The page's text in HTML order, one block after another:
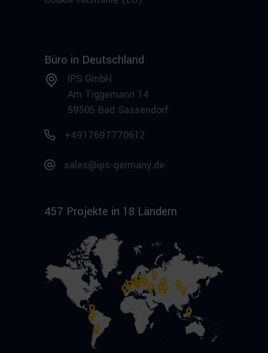
Büro in Deutschland
IPS GmbH
Am Tiggemann 14
59505 Bad Sassendorf
+4917697770612
sales@ips-germany.de
457 Projekte in 18 Ländern